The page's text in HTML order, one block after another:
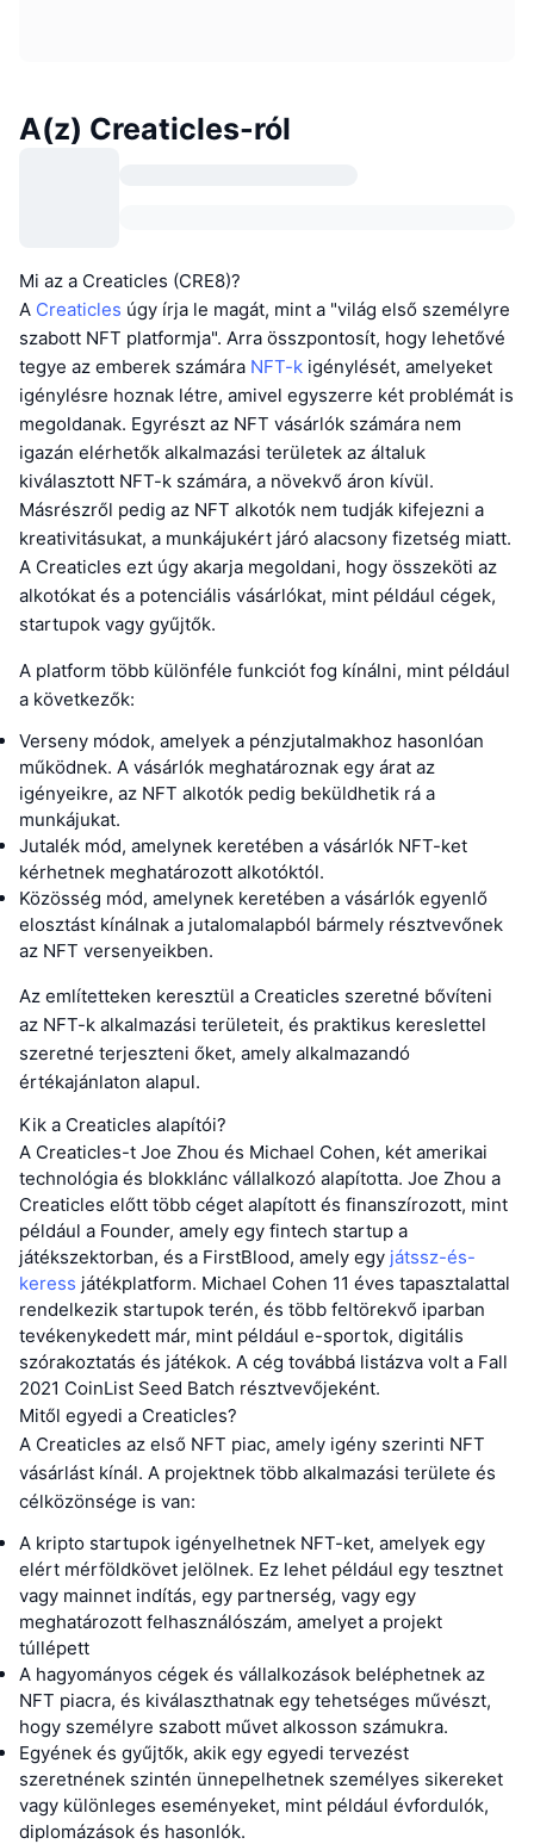
A(z) Creaticles-ról
Mi az a Creaticles (CRE8)?
A Creaticles úgy írja le magát, mint a "világ első személyre
szabott NFT platformja". Arra összpontosít, hogy lehetővé
tegye az emberek számára NFT-k igénylését, amelyeket
igénylésre hoznak létre, amivel egyszerre két problémát is
megoldanak. Egyrészt az NFT vásárlók számára nem
igazán elérhetők alkalmazási területek az általuk
kiválasztott NFT-k számára, a növekvő áron kívül.
Másrészről pedig az NFT alkotók nem tudják kifejezni a
kreativitásukat, a munkájukért járó alacsony fizetség miatt.
A Creaticles ezt úgy akarja megoldani, hogy összeköti az
alkotókat és a potenciális vásárlókat, mint például cégek,
startupok vagy gyűjtők.
A platform több különféle funkciót fog kínálni, mint például
a következők:
Verseny módok, amelyek a pénzjutalmakhoz hasonlóan
működnek. A vásárlók meghatároznak egy árat az
igényeikre, az NFT alkotók pedig beküldhetik rá a
munkájukat.
Jutalék mód, amelynek keretében a vásárlók NFT-ket
kérhetnek meghatározott alkotóktól.
Közösség mód, amelynek keretében a vásárlók egyenlő
elosztást kínálnak a jutalomalapból bármely résztvevőnek
az NFT versenyeikben.
Az említetteken keresztül a Creaticles szeretné bővíteni
az NFT-k alkalmazási területeit, és praktikus kereslettel
szeretné terjeszteni őket, amely alkalmazandó
értékajánlaton alapul.
Kik a Creaticles alapítói?
A Creaticles-t Joe Zhou és Michael Cohen, két amerikai
technológia és blokklánc vállalkozó alapította. Joe Zhou a
Creaticles előtt több céget alapított és finanszírozott, mint
például a Founder, amely egy fintech startup a
játékszektorban, és a FirstBlood, amely egy játssz-és-
keress játékplatform. Michael Cohen 11 éves tapasztalattal
rendelkezik startupok terén, és több feltörekvő iparban
tevékenykedett már, mint például e-sportok, digitális
szórakoztatás és játékok. A cég továbbá listázva volt a Fall
2021 CoinList Seed Batch résztvevőjeként.
Mitől egyedi a Creaticles?
A Creaticles az első NFT piac, amely igény szerinti NFT
vásárlást kínál. A projektnek több alkalmazási területe és
célközönsége is van:
A kripto startupok igényelhetnek NFT-ket, amelyek egy
elért mérföldkövet jelölnek. Ez lehet például egy tesztnet
vagy mainnet indítás, egy partnerség, vagy egy
meghatározott felhasználószám, amelyet a projekt
túllépett
A hagyományos cégek és vállalkozások beléphetnek az
NFT piacra, és kiválaszthatnak egy tehetséges művészt,
hogy személyre szabott művet alkosson számukra.
Egyének és gyűjtők, akik egy egyedi tervezést
szeretnének szintén ünnepelhetnek személyes sikereket
vagy különleges eseményeket, mint például évfordulók,
diplomázások és hasonlók.